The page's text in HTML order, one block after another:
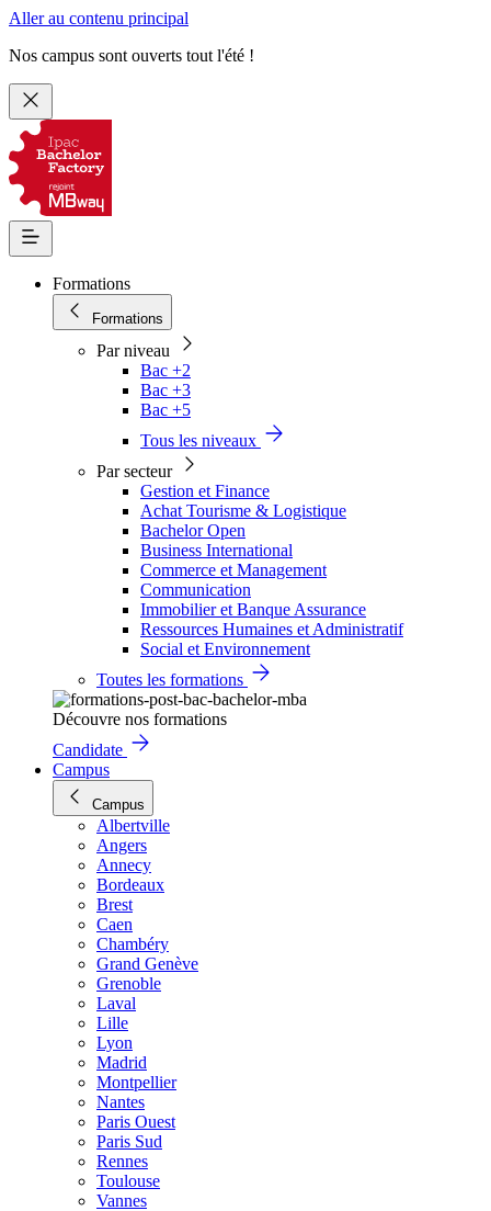
Aller au contenu principal
Nos campus sont ouverts tout l'été !
Formations
Formations
Par niveau
Bac +2
Bac +3
Bac +5
Tous les niveaux
Par secteur
Gestion et Finance
Achat Tourisme & Logistique
Bachelor Open
Business International
Commerce et Management
Communication
Immobilier et Banque Assurance
Ressources Humaines et Administratif
Social et Environnement
Toutes les formations
Découvre nos formations
Candidate
Campus
Campus
Albertville
Angers
Annecy
Bordeaux
Brest
Caen
Chambéry
Grand Genève
Grenoble
Laval
Lille
Lyon
Madrid
Montpellier
Nantes
Paris Ouest
Paris Sud
Rennes
Toulouse
Vannes